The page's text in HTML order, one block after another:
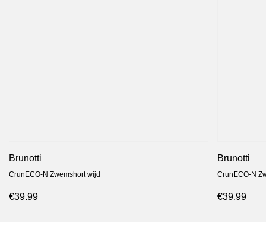
Brunotti
CrunECO-N Zwemshort wijd
€39.99
Brunotti
CrunECO-N
€39.99